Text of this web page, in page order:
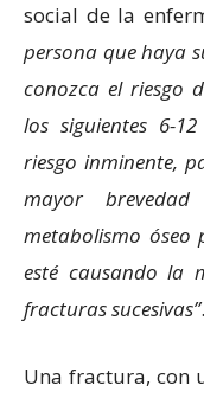
social de la
persona que haya
conozca el riesgo
los siguientes 6-
riesgo inminente,
mayor
metabolismo óseo
esté causando la
fracturas sucesivas”.
Una fractura, con